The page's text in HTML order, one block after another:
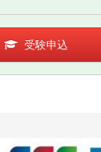
受験申込